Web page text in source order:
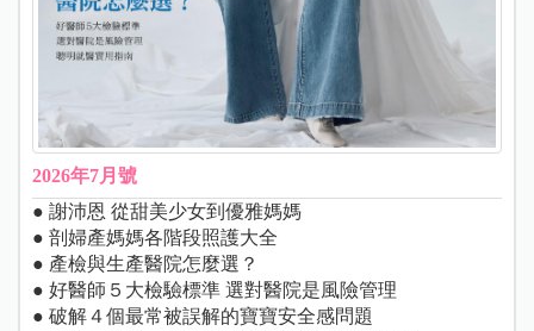
2026年7月號
● 謝沛恩 從甜美少女到優雅媽媽
● 剖婦產媽媽各階段照護大全
● 產檢與生產醫院怎麼選？
● 好醫師５大檢驗標準 選對醫院是風險管理
● 破解４個最常被誤解的寶寶安全感問題